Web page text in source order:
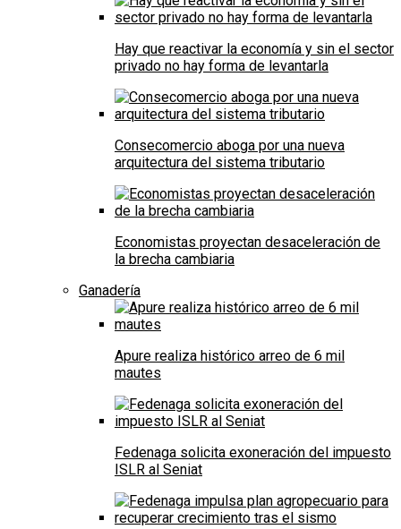
Hay que reactivar la economía y sin el sector
privado no hay forma de levantarla
Consecomercio aboga por una nueva
arquitectura del sistema tributario
Economistas proyectan desaceleración de
la brecha cambiaria
Ganadería
Apure realiza histórico arreo de 6 mil
mautes
Fedenaga solicita exoneración del impuesto
ISLR al Seniat